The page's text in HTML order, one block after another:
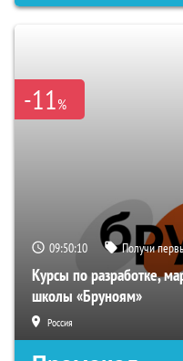
-11%
09:50:09 Получи
Курсы по разработке,
школы «Бруноям»
Россия